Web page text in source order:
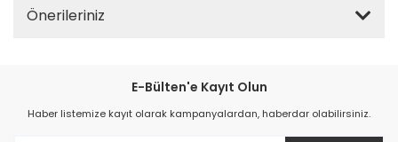
Önerileriniz
E-Bülten'e Kayıt Olun
Haber listemize kayıt olarak kampanyalardan, haberdar olabilirsiniz.